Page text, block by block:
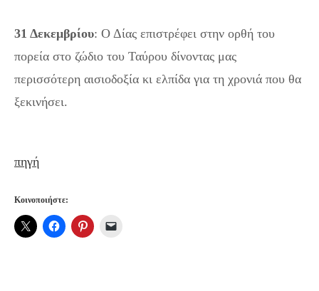
31 Δεκεμβρίου: Ο Δίας επιστρέφει στην ορθή του
πορεία στο ζώδιο του Ταύρου δίνοντας μας
περισσότερη αισιοδοξία κι ελπίδα για τη χρονιά που θα
ξεκινήσει.
πηγή
Κοινοποιήστε: